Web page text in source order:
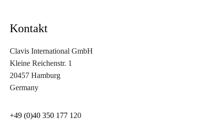
Kontakt
Clavis International GmbH
Kleine Reichenstr. 1
20457 Hamburg
Germany
+49 (0)40 350 177 1 20